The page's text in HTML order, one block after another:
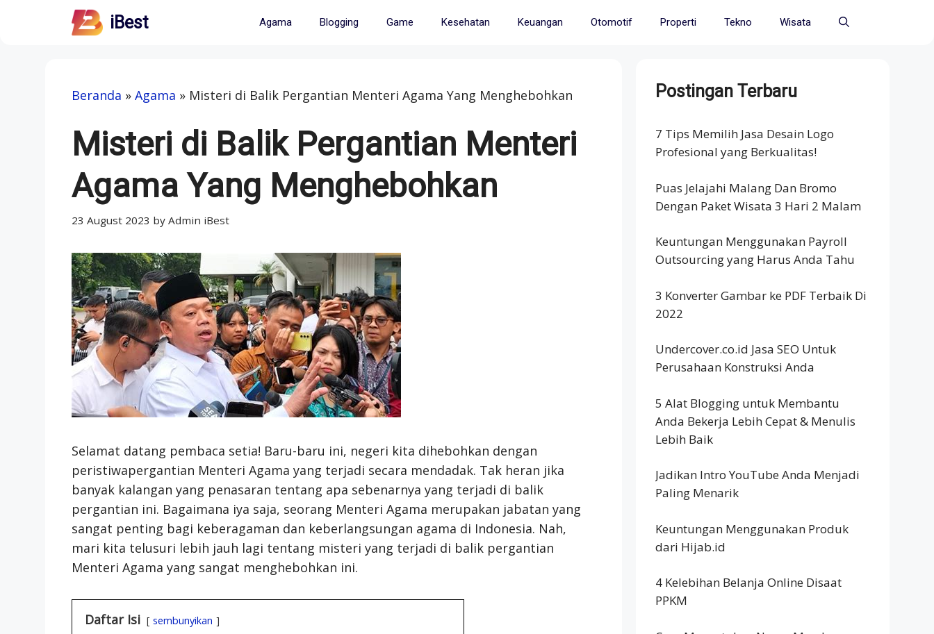
iBest Agama Blogging Game Kesehatan Keuangan Otomotif Properti Tekno Wisata
Beranda » Agama » Misteri di Balik Pergantian Menteri Agama Yang Menghebohkan
Misteri di Balik Pergantian Menteri
Agama Yang Menghebohkan
23 August 2023 by Admin iBest
Selamat datang pembaca setia! Baru-baru ini, negeri kita dihebohkan dengan
peristiwapergantian Menteri Agama yang terjadi secara mendadak. Tak heran jika
banyak kalangan yang penasaran tentang apa sebenarnya yang terjadi di balik
pergantian ini. Bagaimana iya saja, seorang Menteri Agama merupakan jabatan yang
sangat penting bagi keberagaman dan keberlangsungan agama di Indonesia. Nah,
mari kita telusuri lebih jauh lagi tentang misteri yang terjadi di balik pergantian
Menteri Agama yang sangat menghebohkan ini.
Daftar Isi sembunyikan
Postingan Terbaru
7 Tips Memilih Jasa Desain Logo
Profesional yang Berkualitas!
Puas Jelajahi Malang Dan Bromo
Dengan Paket Wisata 3 Hari 2 Malam
Keuntungan Menggunakan Payroll
Outsourcing yang Harus Anda Tahu
3 Konverter Gambar ke PDF Terbaik Di
2022
Undercover.co.id Jasa SEO Untuk
Perusahaan Konstruksi Anda
5 Alat Blogging untuk Membantu
Anda Bekerja Lebih Cepat & Menulis
Lebih Baik
Jadikan Intro YouTube Anda Menjadi
Paling Menarik
Keuntungan Menggunakan Produk
dari Hijab.id
4 Kelebihan Belanja Online Disaat
PPKM